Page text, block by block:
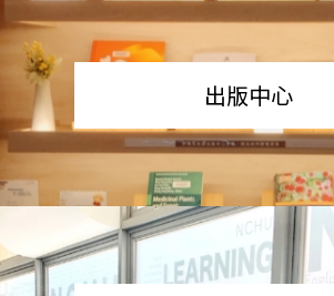
出版中心